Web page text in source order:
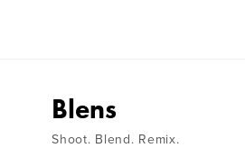
Blens
Shoot. Blend. Remix.